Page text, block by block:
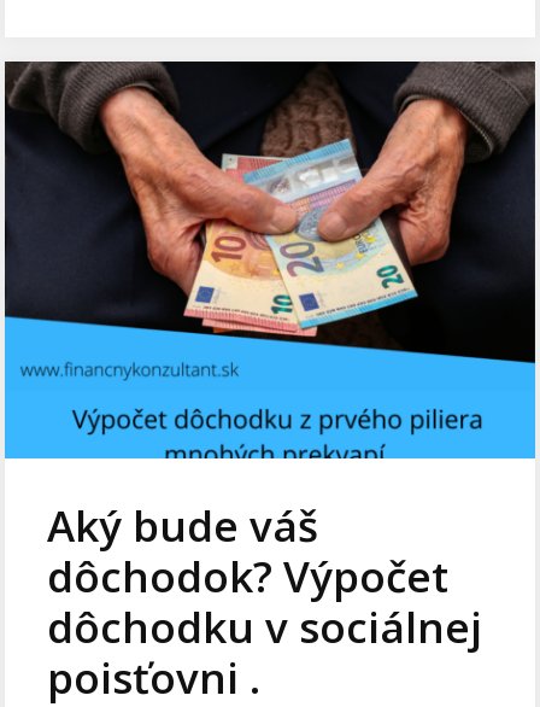
Aký bude váš
dôchodok? Výpočet
dôchodku v sociálnej
poisťovni .